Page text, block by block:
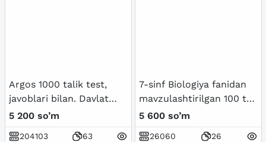
Argos 1000 talik test,
javoblari bilan. Davlat
xizmatchisi 2024
5 200 so’m
204103 63
7-sinf Biologiya fanidan
mavzulashtirilgan 100 ta
variantli test savollari va
javoblari bilan
5 600 so’m
26060 26